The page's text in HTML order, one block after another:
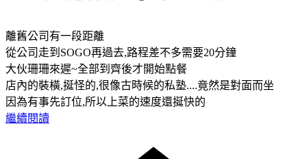
離舊公司有一段距離
從公司走到SOGO再過去,路程差不多需要20分鐘
大伙珊珊來遲~全部到齊後才開始點餐
店內的裝橫,挻怪的,很像古時候的私塾....竟然是對面而坐
因為有事先訂位,所以上菜的速度還挻快的
繼續閱讀